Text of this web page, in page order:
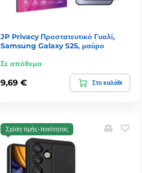
JP Privacy Προστατευτικό Γυαλί,
Samsung Galaxy S25, μαύρο
Σε απόθεμα
9,69 € Στο καλάθι
Σχέση τιμής-ποιότητας